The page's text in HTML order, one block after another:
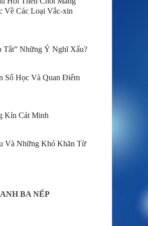
Các Loại Vắc-xin
Tắt” Những Ý Nghĩ Xấu?
Số Học Và Quan Điểm
Kín Cát Minh
Và Những Khó Khăn Từ
BA NẾP